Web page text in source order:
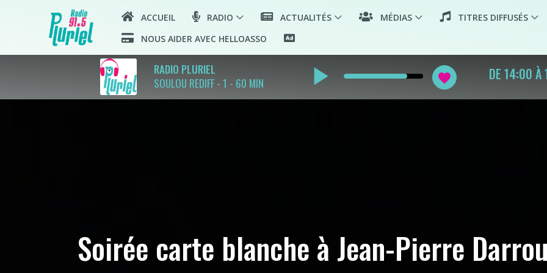
ACCUEIL RADIO ACTUALITÉS MÉDIAS TITRES DIFFUSÉS
NOUS AIDER AVEC HELLOASSO
RADIO PLURIEL
SOULOU REDIFF - 1 - 60 MIN
play_arrow favorite SOULOU
Soirée carte blanche à Jean-Pierre